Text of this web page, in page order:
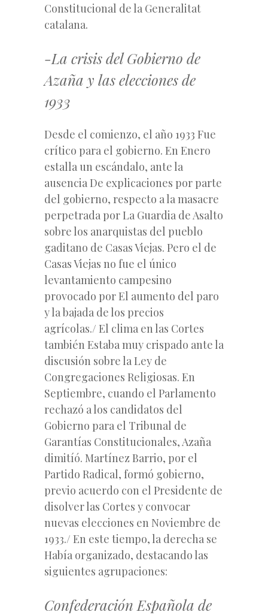
Constitucional de la Generalitat
catalana.
-La crisis del Gobierno de
Azaña y las elecciones de
1933
Desde el comienzo, el año 1933 Fue
crítico para el gobierno. En Enero
estalla un escándalo, ante la
ausencia De explicaciones por parte
del gobierno, respecto a la masacre
perpetrada por La Guardia de Asalto
sobre los anarquistas del pueblo
gaditano de Casas Viejas. Pero el de
Casas Viejas no fue el único
levantamiento campesino
provocado por El aumento del paro
y la bajada de los precios
agrícolas./ El clima en las Cortes
también Estaba muy crispado ante la
discusión sobre la Ley de
Congregaciones Religiosas. En
Septiembre, cuando el Parlamento
rechazó a los candidatos del
Gobierno para el Tribunal de
Garantías Constitucionales, Azaña
dimitíó. Martínez Barrio, por el
Partido Radical, formó gobierno,
previo acuerdo con el Presidente de
disolver las Cortes y convocar
nuevas elecciones en Noviembre de
1933./ En este tiempo, la derecha se
Había organizado, destacando las
siguientes agrupaciones:
Confederación Española de